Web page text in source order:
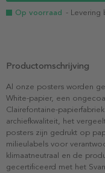
Op voorraad - Levering
Productomschrijving
Al onze posters worden
White-papier, een
Clairefontaine-
archiefkwaliteit, het
posters zijn gedrukt op
milieulabels voor
klimaatneutraal en de
gecertificeerd met het